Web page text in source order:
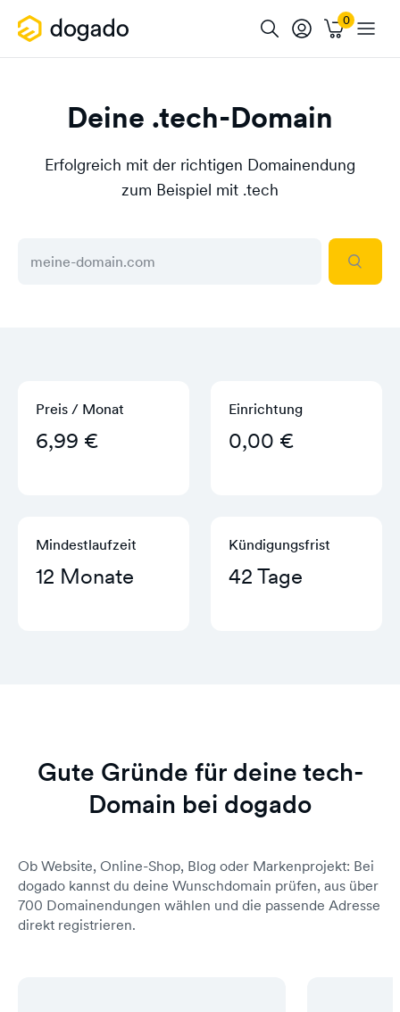
Deine .tech-Domain
Erfolgreich mit der richtigen Domainendung
zum Beispiel mit .tech
Preis / Monat
6,99 €
Einrichtung
0,00 €
Mindestlaufzeit
12 Monate
Kündigungs­frist
42 Tage
Gute Gründe für deine tech-
Domain bei dogado
Ob Website, Online-Shop, Blog oder Markenprojekt: Bei
dogado kannst du deine Wunschdomain prüfen, aus über
700 Domainendungen wählen und die passende Adresse
direkt registrieren.